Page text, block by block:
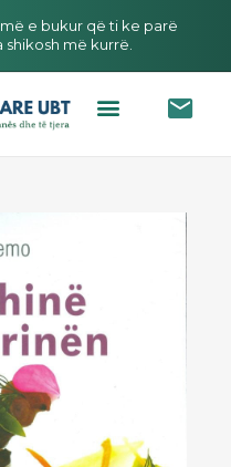
e bukur që ti ke parë
më kurrë.